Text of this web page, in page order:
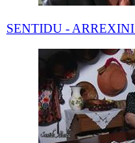
SENTIDU -